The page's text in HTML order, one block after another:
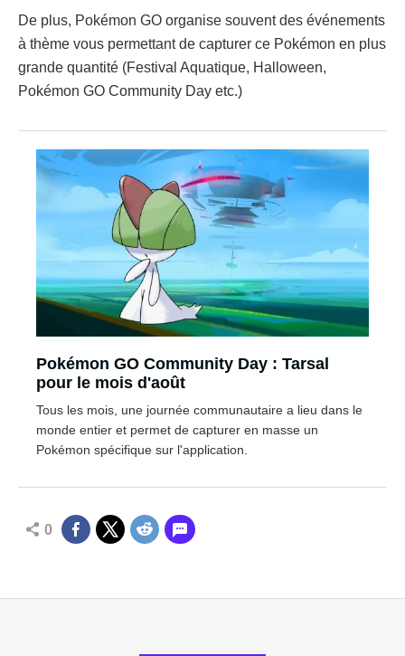
De plus, Pokémon GO organise souvent des événements
à thème vous permettant de capturer ce Pokémon en plus
grande quantité (Festival Aquatique, Halloween,
Pokémon GO Community Day etc.)
Pokémon GO Community Day : Tarsal
pour le mois d'août
Tous les mois, une journée communautaire a lieu dans le
monde entier et permet de capturer en masse un
Pokémon spécifique sur l'application.
0